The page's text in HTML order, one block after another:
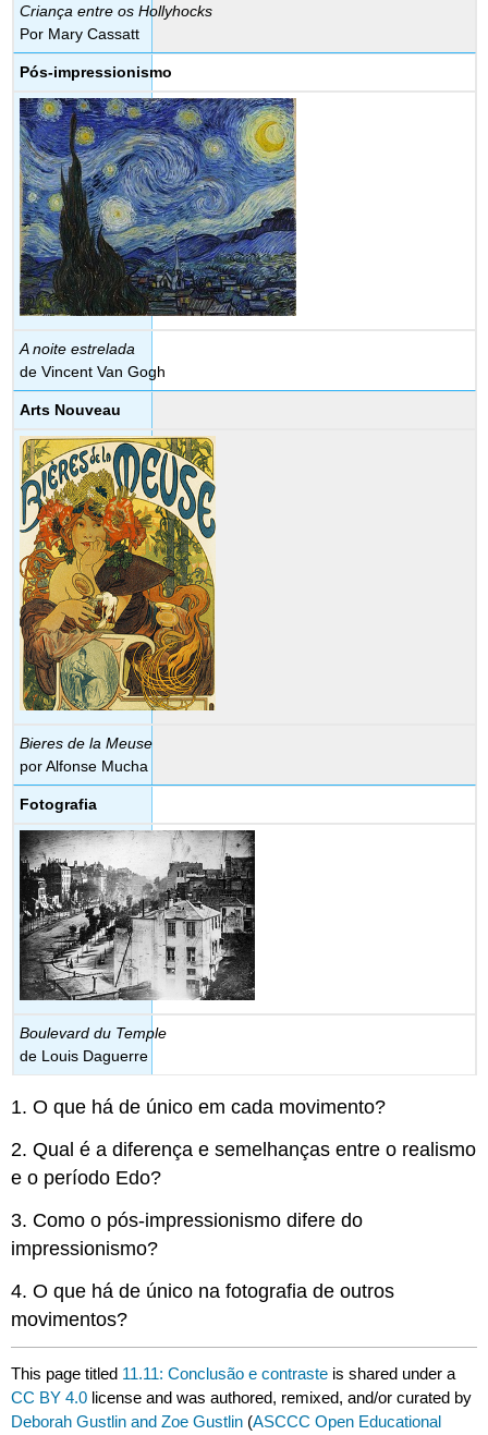
Criança entre os Hollyhocks
Por Mary Cassatt
Pós-impressionismo
A noite estrelada
de Vincent Van Gogh
Arts Nouveau
Bieres de la Meuse
por Alfonse Mucha
Fotografia
Boulevard du Temple
de Louis Daguerre
1. O que há de único em cada movimento?
2. Qual é a diferença e semelhanças entre o realismo
e o período Edo?
3. Como o pós-impressionismo difere do
impressionismo?
4. O que há de único na fotografia de outros
movimentos?
This page titled 11.11: Conclusão e contraste is shared under a
CC BY 4.0 license and was authored, remixed, and/or curated by
Deborah Gustlin and Zoe Gustlin (ASCCC Open Educational